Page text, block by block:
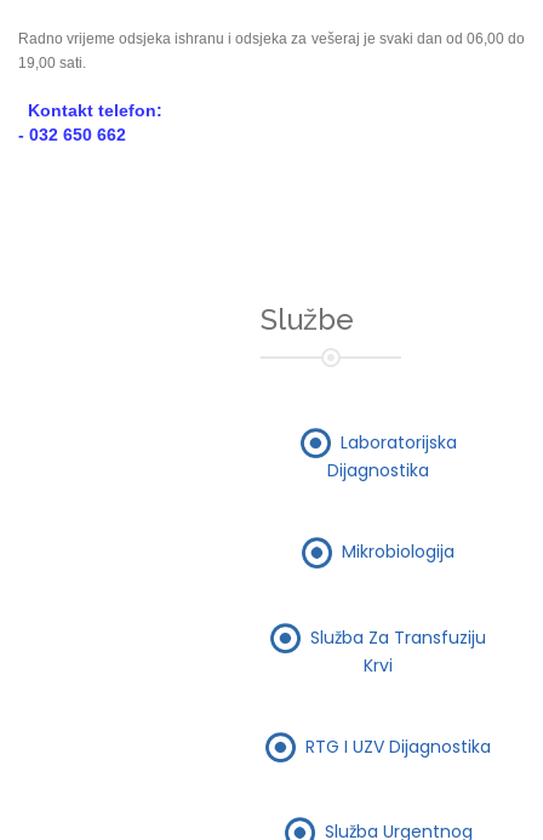
Radno vrijeme odsjeka ishranu i odsjeka za vešeraj je svaki dan od 06,00 do
19,00 sati.
Kontakt telefon:
- 032 650 662
Službe
Laboratorijska
Dijagnostika
Mikrobiologija
Služba Za Transfuziju
Krvi
RTG I UZV Dijagnostika
Služba Urgentnog